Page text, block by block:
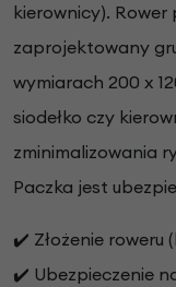
kierownicy).
zaprojektowany
wymiarach 200 x
siodełko czy
zminimalizowania
Paczka jest
✔️ Złożenie roweru
✔️ Ubezpieczenie